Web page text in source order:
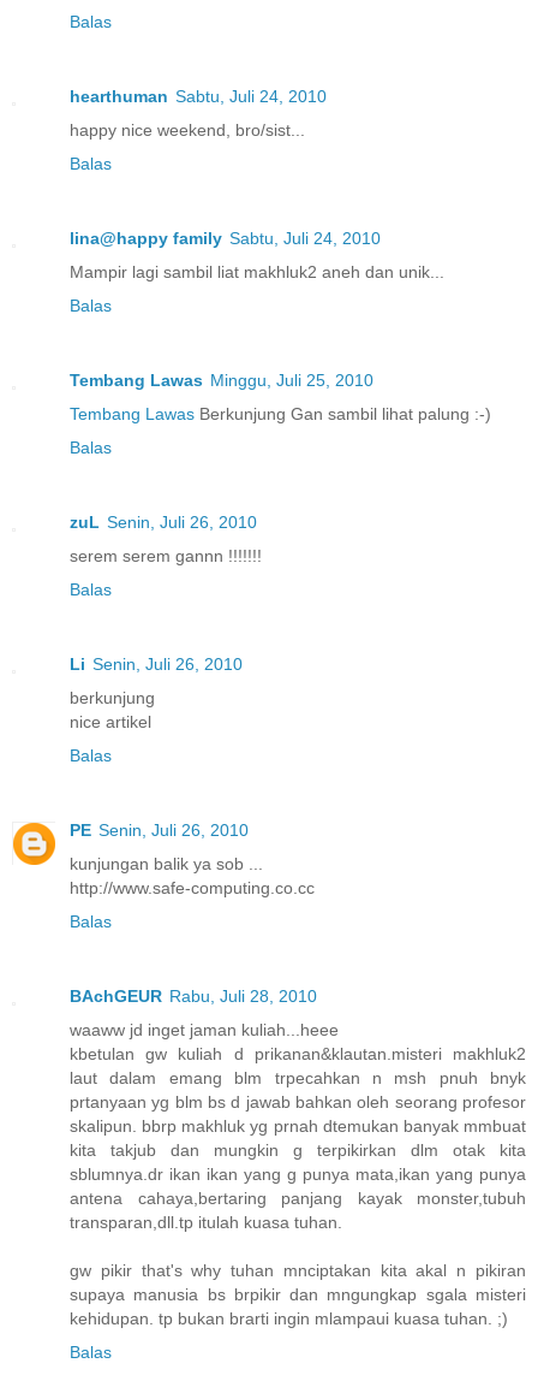
Balas
hearthuman Sabtu, Juli 24, 2010
happy nice weekend, bro/sist...
Balas
lina@happy family Sabtu, Juli 24, 2010
Mampir lagi sambil liat makhluk2 aneh dan unik...
Balas
Tembang Lawas Minggu, Juli 25, 2010
Tembang Lawas Berkunjung Gan sambil lihat palung :-)
Balas
zuL Senin, Juli 26, 2010
serem serem gannn !!!!!!!
Balas
Li Senin, Juli 26, 2010
berkunjung
nice artikel
Balas
PE Senin, Juli 26, 2010
kunjungan balik ya sob ...
http://www.safe-computing.co.cc
Balas
BAchGEUR Rabu, Juli 28, 2010
waaww jd inget jaman kuliah...heee
kbetulan gw kuliah d prikanan&klautan.misteri makhluk2
laut dalam emang blm trpecahkan n msh pnuh bnyk
prtanyaan yg blm bs d jawab bahkan oleh seorang profesor
skalipun. bbrp makhluk yg prnah dtemukan banyak mmbuat
kita takjub dan mungkin g terpikirkan dlm otak kita
sblumnya.dr ikan ikan yang g punya mata,ikan yang punya
antena cahaya,bertaring panjang kayak monster,tubuh
transparan,dll.tp itulah kuasa tuhan.
gw pikir that's why tuhan mnciptakan kita akal n pikiran
supaya manusia bs brpikir dan mngungkap sgala misteri
kehidupan. tp bukan brarti ingin mlampaui kuasa tuhan. ;)
Balas